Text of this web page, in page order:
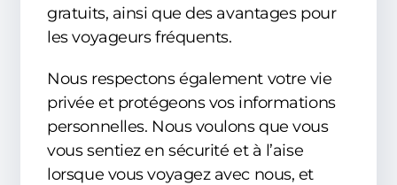
gratuits, ainsi que des avantages pour
les voyageurs fréquents.
Nous respectons également votre vie
privée et protégeons vos informations
personnelles. Nous voulons que vous
vous sentiez en sécurité et à l’aise
lorsque vous voyagez avec nous, et